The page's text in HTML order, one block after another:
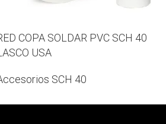
COPA SOLDAR PVC SCH 40
USA
SCH 40